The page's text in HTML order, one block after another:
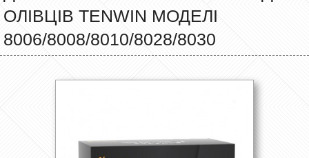
ОЛІВЦІВ TENWIN МОДЕЛІ
8006/8008/8010/8028/8030